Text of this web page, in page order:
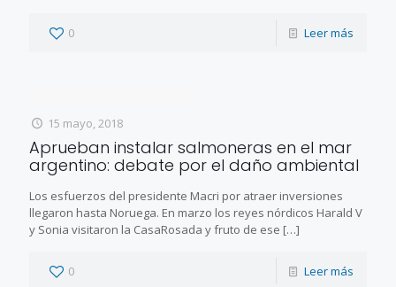
0 Leer más
15 mayo, 2018
Aprueban instalar salmoneras en el mar
argentino: debate por el daño ambiental
Los esfuerzos del presidente Macri por atraer inversiones
llegaron hasta Noruega. En marzo los reyes nórdicos Harald V
y Sonia visitaron la CasaRosada y fruto de ese […]
0 Leer más